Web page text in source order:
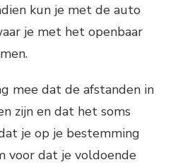
kun je met de auto
je met het openbaar
mee dat de afstanden in
zijn en dat het soms
je op je bestemming
voor dat je voldoende